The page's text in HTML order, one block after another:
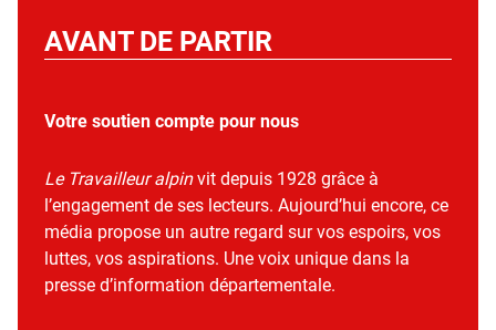
AVANT DE PARTIR
Votre soutien compte pour nous
Le Travailleur alpinvit depuis 1928 grâce à
l’engagement de ses lecteurs. Aujourd’hui encore, ce
média propose un autre regard sur vos espoirs, vos
luttes, vos aspirations. Une voix unique dans la
presse d’information départementale.